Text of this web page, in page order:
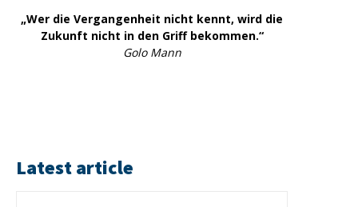
„Wer die Vergangenheit nicht kennt, wird die
Zukunft nicht in den Griff bekommen.“
Golo Mann
Latest article